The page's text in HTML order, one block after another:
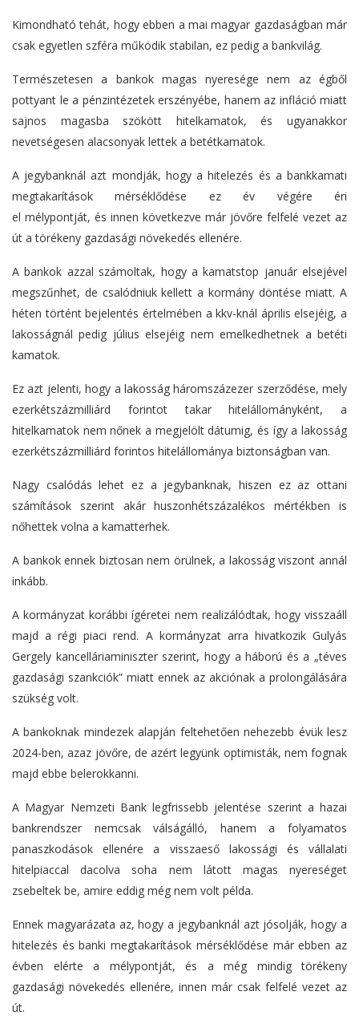
Kimondható tehát, hogy ebben a mai magyar gazdaságban már
csak egyetlen szféra működik stabilan, ez pedig a bankvilág.
Természetesen a bankok magas nyeresége nem az égből
pottyant le a pénzintézetek erszényébe, hanem az infláció miatt
sajnos magasba szökött hitelkamatok, és ugyanakkor
nevetségesen alacsonyak lettek a betétkamatok.
A jegybanknál azt mondják, hogy a hitelezés és a bankkamati
megtakarítások mérséklődése ez év végére éri
el mélypontját, és innen következve már jövőre felfelé vezet az
út a törékeny gazdasági növekedés ellenére.
A bankok azzal számoltak, hogy a kamatstop január elsejével
megszűnhet, de csalódniuk kellett a kormány döntése miatt. A
héten történt bejelentés értelmében a kkv-knál április elsejéig, a
lakosságnál pedig július elsejéig nem emelkedhetnek a betéti
kamatok.
Ez azt jelenti, hogy a lakosság háromszázezer szerződése, mely
ezerkétszázmilliárd forintot takar hitelállományként, a
hitelkamatok nem nőnek a megjelölt dátumig, és így a lakosság
ezerkétszázmilliárd forintos hitelállománya biztonságban van.
Nagy csalódás lehet ez a jegybanknak, hiszen ez az ottani
számítások szerint akár huszonhétszázalékos mértékben is
nőhettek volna a kamatterhek.
A bankok ennek biztosan nem örülnek, a lakosság viszont annál
inkább.
A kormányzat korábbi ígéretei nem realizálódtak, hogy visszaáll
majd a régi piaci rend. A kormányzat arra hivatkozik Gulyás
Gergely kancelláriaminiszter szerint, hogy a háború és a „téves
gazdasági szankciók” miatt ennek az akciónak a prolongálására
szükség volt.
A bankoknak mindezek alapján feltehetően nehezebb évük lesz
2024-ben, azaz jövőre, de azért legyünk optimisták, nem fognak
majd ebbe belerokkanni.
A Magyar Nemzeti Bank legfrissebb jelentése szerint a hazai
bankrendszer nemcsak válságálló, hanem a folyamatos
panaszkodások ellenére a visszaeső lakossági és vállalati
hitelpiaccal dacolva soha nem látott magas nyereséget
zsebeltek be, amire eddig még nem volt példa.
Ennek magyarázata az, hogy a jegybanknál azt jósolják, hogy a
hitelezés és banki megtakarítások mérséklődése már ebben az
évben elérte a mélypontját, és a még mindig törékeny
gazdasági növekedés ellenére, innen már csak felfelé vezet az
út.